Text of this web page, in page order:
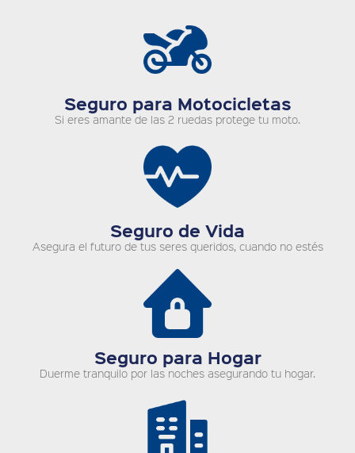
Seguro para Motocicletas
Si eres amante de las 2 ruedas protege tu moto.
Seguro de Vida
Asegura el futuro de tus seres queridos, cuando no estés
Seguro para Hogar
Duerme tranquilo por las noches asegurando tu hogar.